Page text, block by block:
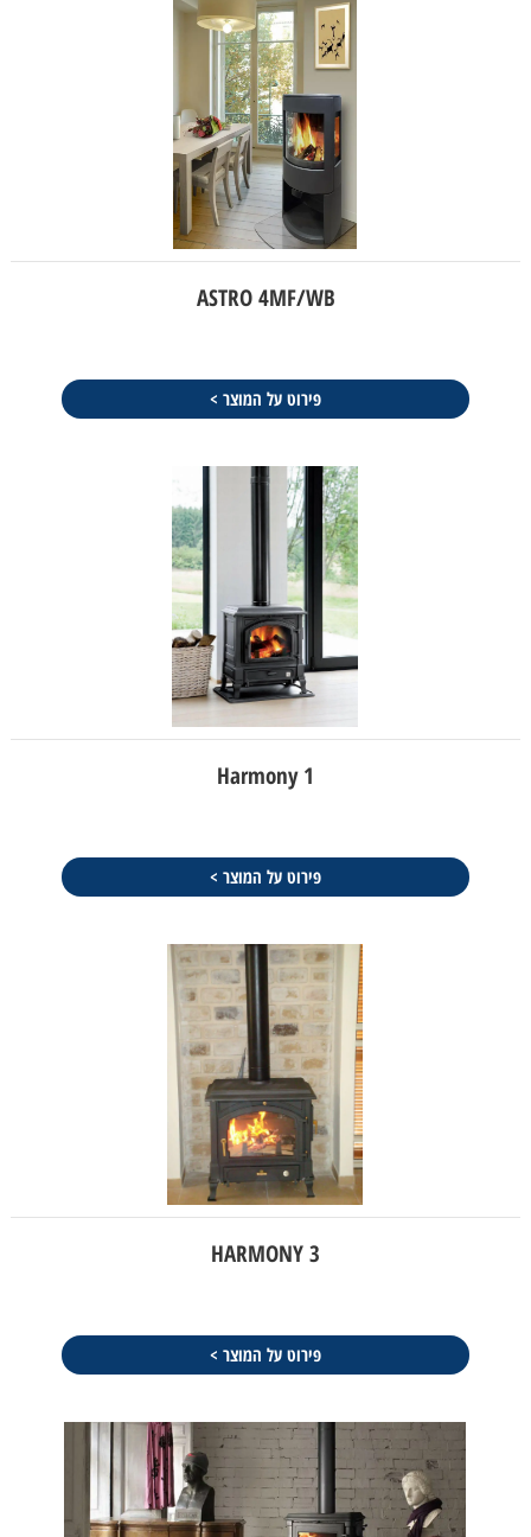
ASTRO 4MF/WB
פירוט על המוצר >
Harmony 1
פירוט על המוצר >
HARMONY 3
פירוט על המוצר >